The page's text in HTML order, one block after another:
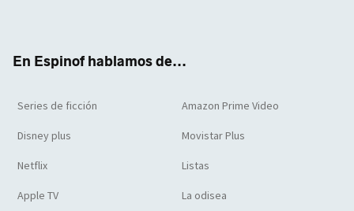
En Espinof hablamos de...
Series de ficción Amazon Prime Video
Disney plus Movistar Plus
Netflix Listas
Apple TV La odisea